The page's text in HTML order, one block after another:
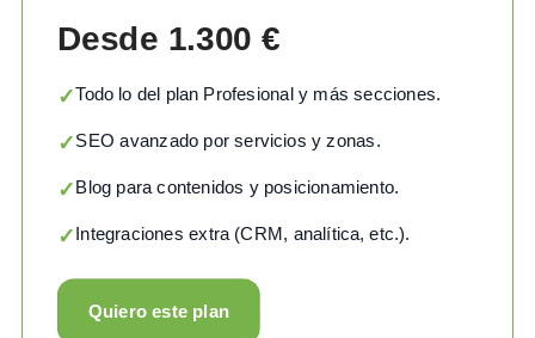
Desde 1.300 €
✓Todo lo del plan Profesional y más secciones.
✓SEO avanzado por servicios y zonas.
✓Blog para contenidos y posicionamiento.
✓Integraciones extra (CRM, analítica, etc.).
Quiero este plan